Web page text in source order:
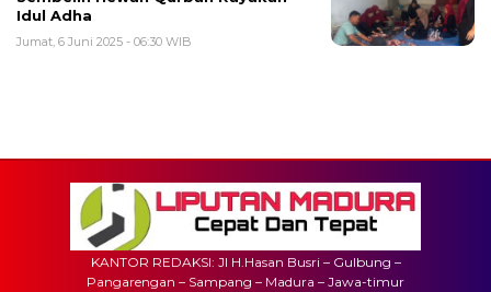
Idul Adha
Jumat, 6 Juni 2025 - 06:30 WIB
KANTOR REDAKSI: Jl H.Hasan Busri – Gulbung –
Pangarengan – Sampang – Madura – Jawa-timur